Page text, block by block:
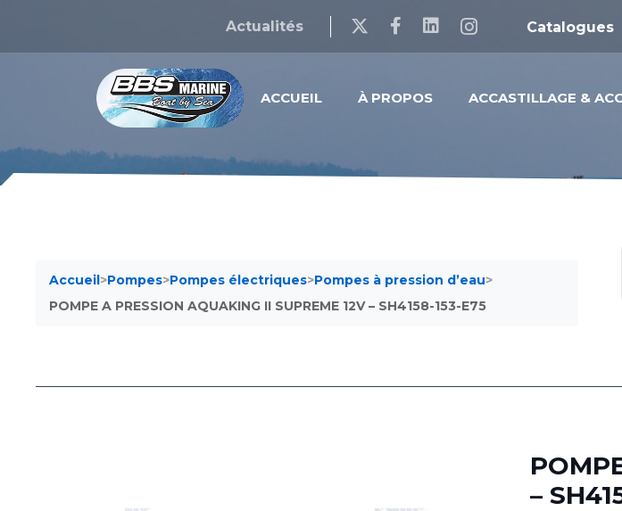
Actualités Catalogues
ACCUEIL À PROPOS ACCASTILLAGE &
Accueil>Pompes>Pompes électriques>Pompes à pression d’eau>
POMPE A PRESSION AQUAKING II SUPREME 12V – SH4158-153-E75
–